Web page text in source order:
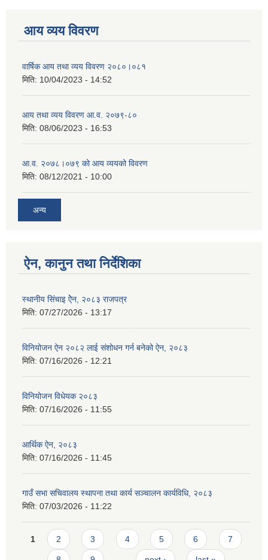
आय व्यय विवरण
वार्षिक आय तथा व्यय विवरण २०८०।०८१
मिति: 10/04/2023 - 14:52
आय तथा व्यय विवरण आ.व. २०७९-८०
मिति: 08/06/2023 - 16:53
आ.व. २०७८।०७९ को आय व्ययको विवरण
मिति: 08/12/2021 - 10:00
अन्य
ऐन, कानुन तथा निर्देशिका
स्थानीय सिंचाइ ऐेन, २०८३ राजपत्र
मिति: 07/27/2026 - 13:17
विनियोजन ऐन २०८२ लाई संशोधन गर्न बनेको ऐन, २०८३
मिति: 07/16/2026 - 12:21
विनियोजन विधेयक २०८३
मिति: 07/16/2026 - 11:55
आर्थिक ऐन, २०८३
मिति: 07/16/2026 - 11:45
गाउँ सभा सचिवालय स्थापना तथा कार्य सञ्चालन कार्यविधि, २०८३
मिति: 07/03/2026 - 11:22
Pages
1 2 3 4 5 6 7